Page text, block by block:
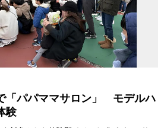
「パパママサロン」 モデルハ
験